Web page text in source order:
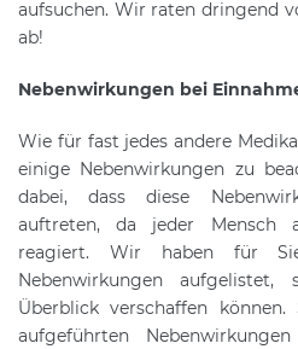
aufsuchen. Wir raten dringend
ab!
Nebenwirkungen bei
Wie für fast jedes andere
einige Nebenwirkungen zu
dabei, dass diese
auftreten, da jeder Mensch
reagiert. Wir haben für
Nebenwirkungen
Überblick verschaffen
aufgeführten